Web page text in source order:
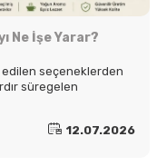
Ne İşe Yarar?
edilen seçeneklerden
süregelen
12.07.2026